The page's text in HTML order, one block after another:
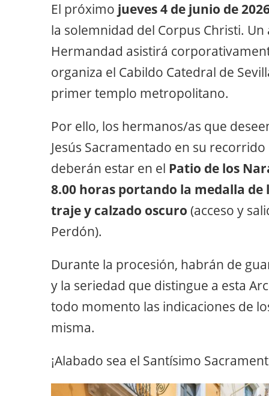
El próximo jueves4 de junio de 202
la solemnidad del Corpus Christi.
Hermandad asistirá
organiza el Cabildo Catedral de
primer templo metropolitano.
Por ello, los hermanos/as que
Jesús Sacramentado en su
deberán estar en el Patio de los
8.00 horas portando la medalla
traje y calzado oscuro (acceso y
Perdón).
Durante la procesión, habrán de
y la seriedad que distingue a esta
todo momento las indicaciones de
misma.
¡Alabado sea el Santísimo